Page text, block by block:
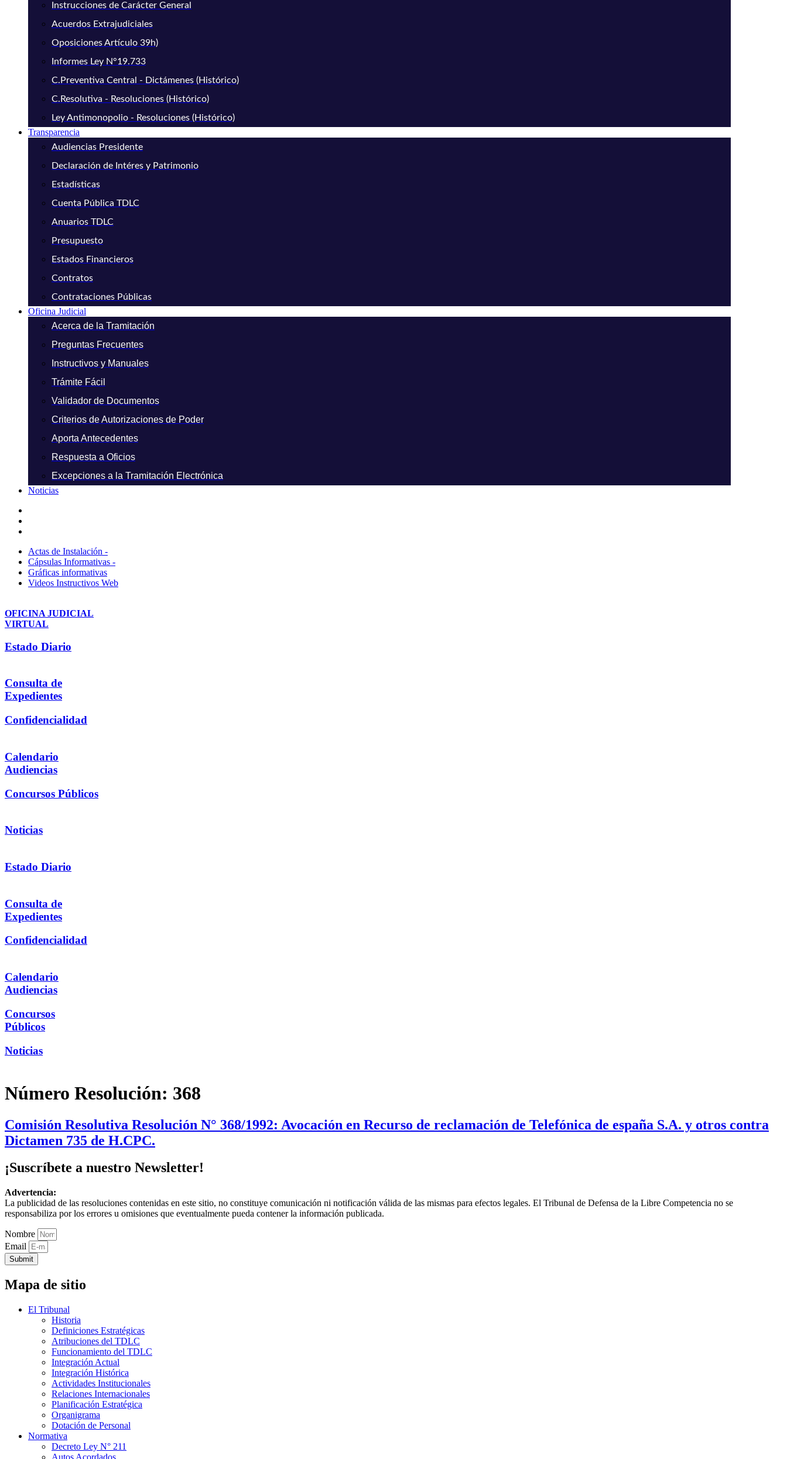
Instrucciones de Carácter General
Acuerdos Extrajudiciales
Oposiciones Artículo 39h)
Informes Ley N°19.733
C.Preventiva Central - Dictámenes (Histórico)
C.Resolutiva - Resoluciones (Histórico)
Ley Antimonopolio - Resoluciones (Histórico)
Transparencia
Audiencias Presidente
Declaración de Intéres y Patrimonio
Estadísticas
Cuenta Pública TDLC
Anuarios TDLC
Presupuesto
Estados Financieros
Contratos
Contrataciones Públicas
Oficina Judicial
Acerca de la Tramitación
Preguntas Frecuentes
Instructivos y Manuales
Trámite Fácil
Validador de Documentos
Criterios de Autorizaciones de Poder
Aporta Antecedentes
Respuesta a Oficios
Excepciones a la Tramitación Electrónica
Noticias
Actas de Instalación -
Cápsulas Informativas -
Gráficas informativas
Videos Instructivos Web
OFICINA JUDICIAL
VIRTUAL
Estado Diario
Consulta de
Expedientes
Confidencialidad
Calendario
Audiencias
Concursos Públicos
Noticias
Estado Diario
Consulta de
Expedientes
Confidencialidad
Calendario
Audiencias
Concursos
Públicos
Noticias
Número Resolución: 368
Comisión Resolutiva Resolución N° 368/1992: Avocación en Recurso de reclamación de Telefónica de españa S.A. y otros contra
Dictamen 735 de H.CPC.
¡Suscríbete a nuestro Newsletter!
Advertencia:
La publicidad de las resoluciones contenidas en este sitio, no constituye comunicación ni notificación válida de las mismas para efectos legales. El Tribunal de Defensa de la Libre Competencia no se
responsabiliza por los errores u omisiones que eventualmente pueda contener la información publicada.
Nombre
Email
Submit
Mapa de sitio
El Tribunal
Historia
Definiciones Estratégicas
Atribuciones del TDLC
Funcionamiento del TDLC
Integración Actual
Integración Histórica
Actividades Institucionales
Relaciones Internacionales
Planificación Estratégica
Organigrama
Dotación de Personal
Normativa
Decreto Ley N° 211